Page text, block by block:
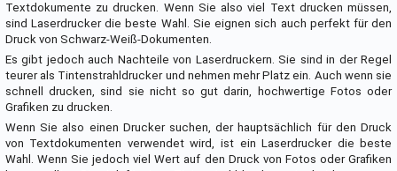
Textdokumente zu drucken. Wenn Sie also viel Text drucken müssen,
sind Laserdrucker die beste Wahl. Sie eignen sich auch perfekt für den
Druck von Schwarz-Weiß-Dokumenten.
Es gibt jedoch auch Nachteile von Laserdruckern. Sie sind in der Regel
teurer als Tintenstrahldrucker und nehmen mehr Platz ein. Auch wenn sie
schnell drucken, sind sie nicht so gut darin, hochwertige Fotos oder
Grafiken zu drucken.
Wenn Sie also einen Drucker suchen, der hauptsächlich für den Druck
von Textdokumenten verwendet wird, ist ein Laserdrucker die beste
Wahl. Wenn Sie jedoch viel Wert auf den Druck von Fotos oder Grafiken